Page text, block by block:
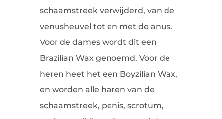
schaamstreek verwijderd, van de
venusheuvel tot en met de anus.
Voor de dames wordt dit een
Brazilian Wax genoemd. Voor de
heren heet het een Boyzilian Wax,
en worden alle haren van de
schaamstreek, penis, scrotum,